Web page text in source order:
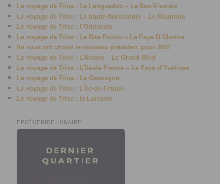
Le voyage de Trice : Le Languedoc – Le Bas-Vivarais
Le voyage de Trice : La haute-Normandie – Le Roumois
Le voyage de Trice : l’Orléanais
Le voyage de Trice : Le Bas-Poitou – Le Pays D’Olonne
Ils vous ont choisi le nouveau président pour 2027
Le voyage de Trice : L’Alsace – Le Grand Ried
Le voyage de Trice : L’Île-de-France – Le Pays d’Yvelines
Le voyage de Trice : La Gascogne
Le voyage de Trice : L’Île-de-France
Le voyage de Trice : la Lorraine
ÉPHÉMÉRIDE LUNAIRE